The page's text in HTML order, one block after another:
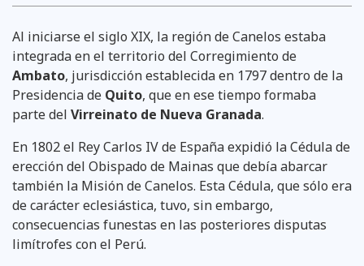
Al iniciarse el siglo XIX, la región de Canelos estaba
integrada en el territorio del Corregimiento de
Ambato, jurisdicción establecida en 1797 dentro de la
Presidencia de Quito, que en ese tiempo formaba
parte del Virreinato de Nueva Granada.
En 1802 el Rey Carlos IV de España expidió la Cédula de
erección del Obispado de Mainas que debía abarcar
también la Misión de Canelos. Esta Cédula, que sólo era
de carácter eclesiástica, tuvo, sin embargo,
consecuencias funestas en las posteriores disputas
limítrofes con el Perú.